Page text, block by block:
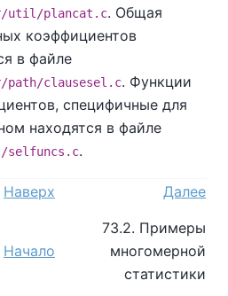
util/plancat.c. Общая
коэффициентов
в файле
path/clausesel.c. Функции
специфичные для
находятся в файле
selfuncs.c.
Наверх
Далее
Начало
73.2. Примеры
многомерной
статистики